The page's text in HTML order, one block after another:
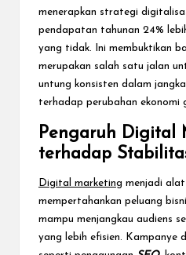
menerapkan strategi
pendapatan tahunan 24%
yang tidak. Ini membuktikan
merupakan salah satu jalan
untung konsisten dalam
terhadap perubahan ekonomi
Pengaruh Digital
terhadap
Digital marketing menjadi
mempertahankan peluang
mampu menjangkau audiens
yang lebih efisien. Kampanye